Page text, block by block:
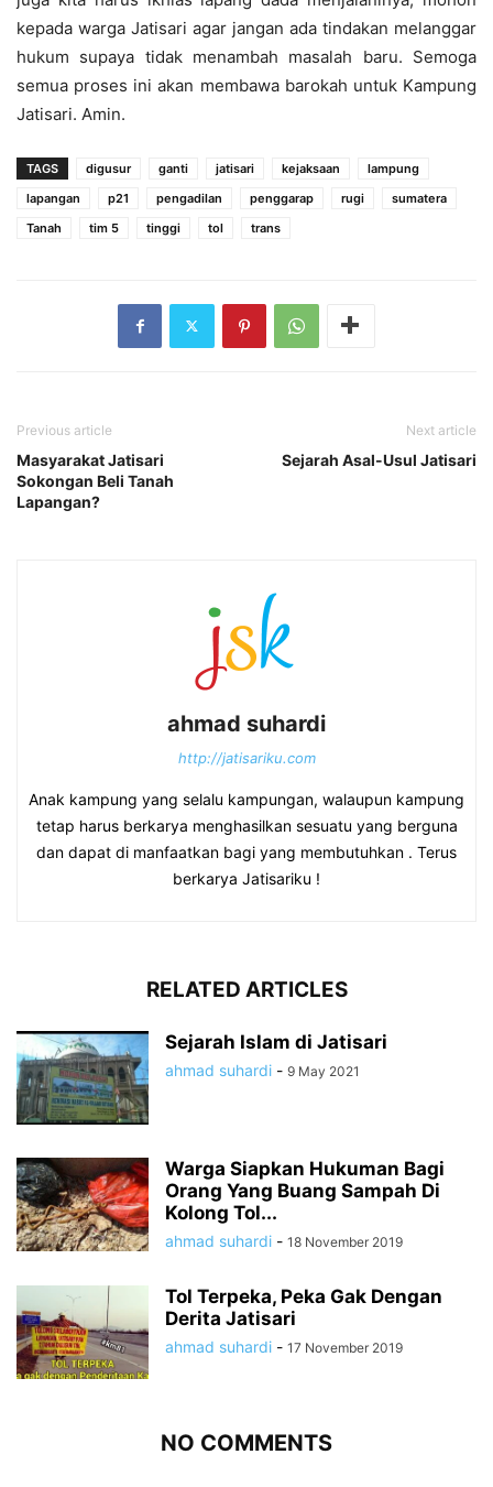
kepada warga Jatisari agar jangan ada tindakan melanggar
hukum supaya tidak menambah masalah baru. Semoga
semua proses ini akan membawa barokah untuk Kampung
Jatisari. Amin.
TAGS digusur ganti jatisari kejaksaan
lampung
lapangan
p21 pengadilan penggarap rugi
sumatera
Tanah
tim 5 tinggi tol trans
Previous article
Masyarakat Jatisari
Sokongan Beli Tanah
Lapangan?
Next article
Sejarah Asal-Usul Jatisari
ahmad suhardi
http://jatisariku.com
Anak kampung yang selalu kampungan, walaupun kampung
tetap harus berkarya menghasilkan sesuatu yang berguna
dan dapat di manfaatkan bagi yang membutuhkan . Terus
berkarya Jatisariku !
RELATED ARTICLES
Sejarah Islam di Jatisari
ahmad suhardi - 9 May 2021
Warga Siapkan Hukuman Bagi
Orang Yang Buang Sampah Di
Kolong Tol...
ahmad suhardi - 18 November 2019
Tol Terpeka, Peka Gak Dengan
Derita Jatisari
ahmad suhardi - 17 November 2019
NO COMMENTS